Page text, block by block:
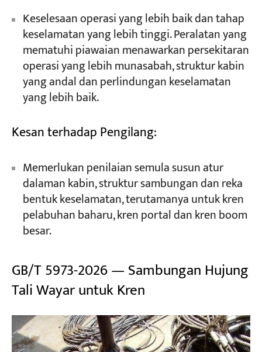
Keselesaan operasi yang lebih baik dan tahap
keselamatan yang lebih tinggi. Peralatan yang
mematuhi piawaian menawarkan persekitaran
operasi yang lebih munasabah, struktur kabin
yang andal dan perlindungan keselamatan
yang lebih baik.
Kesan terhadap Pengilang:
Memerlukan penilaian semula susun atur
dalaman kabin, struktur sambungan dan reka
bentuk keselamatan, terutamanya untuk kren
pelabuhan baharu, kren portal dan kren boom
besar.
GB/T 5973-2026 — Sambungan Hujung
Tali Wayar untuk Kren